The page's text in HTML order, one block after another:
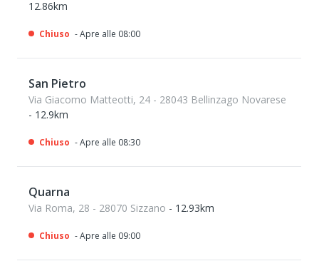
12.86km
Chiuso - Apre alle 08:00
San Pietro
Via Giacomo Matteotti, 24 - 28043 Bellinzago Novarese
- 12.9km
Chiuso - Apre alle 08:30
Quarna
Via Roma, 28 - 28070 Sizzano - 12.93km
Chiuso - Apre alle 09:00